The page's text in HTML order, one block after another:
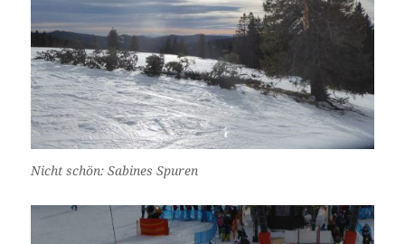
Nicht schön: Sabines Spuren